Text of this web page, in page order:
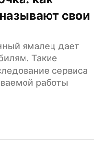
свои
ямалец дает
Такие
сервиса
работы